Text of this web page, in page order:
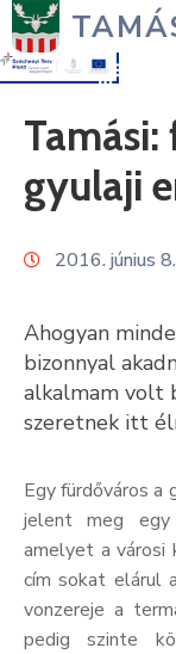
Önkormányzat
Polgármesteri
Közérdekű
Turizmus
Média
Kultúra
Keresés
gyulaji
2016. június 8.
Ahogyan
bizonnyal
alkalmam volt
szeretnek itt
Egy fürdőváros a
jelent meg egy
amelyet a városi
cím sokat elárul
vonzereje a
pedig szinte